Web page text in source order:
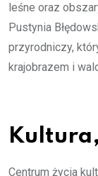
leśne oraz
Pustynia
przyrodniczy,
krajobrazem i
Centrum życia